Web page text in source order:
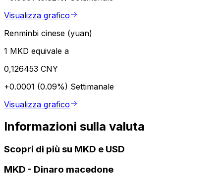
Visualizza grafico
Renminbi cinese (yuan)
1 MKD equivale a
0,126453 CNY
+0.0001 (0.09%) Settimanale
Visualizza grafico
Informazioni sulla valuta
Scopri di più su MKD e USD
MKD - Dinaro macedone